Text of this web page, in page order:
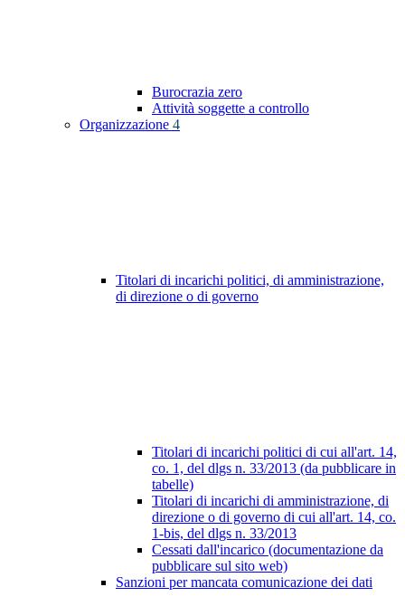
Burocrazia zero
Attività soggette a controllo
Organizzazione 4
Titolari di incarichi politici, di amministrazione,
di direzione o di governo
Titolari di incarichi politici di cui all'art. 14,
co. 1, del dlgs n. 33/2013 (da pubblicare in
tabelle)
Titolari di incarichi di amministrazione, di
direzione o di governo di cui all'art. 14, co.
1-bis, del dlgs n. 33/2013
Cessati dall'incarico (documentazione da
pubblicare sul sito web)
Sanzioni per mancata comunicazione dei dati